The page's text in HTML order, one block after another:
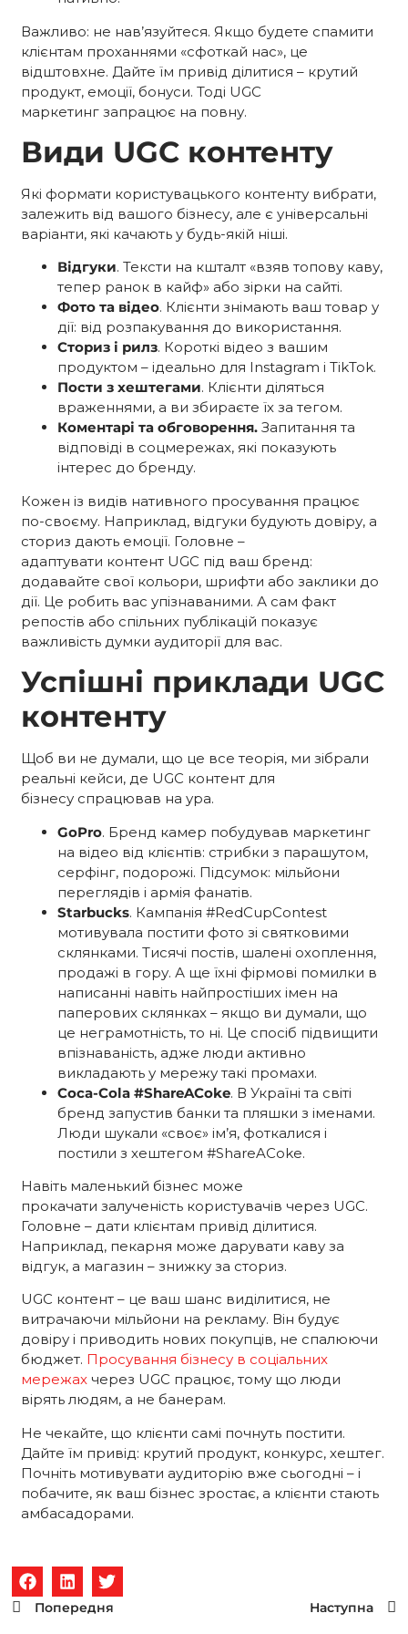
Важливо: не нав’язуйтеся. Якщо будете спамити
клієнтам проханнями «сфоткай нас», це
відштовхне. Дайте їм привід ділитися – крутий
продукт, емоції, бонуси. Тоді UGC
маркетинг запрацює на повну.
Види UGC контенту
Які формати користувацького контенту вибрати,
залежить від вашого бізнесу, але є універсальні
варіанти, які качають у будь-якій ніші.
Відгуки. Тексти на кшталт «взяв топову каву,
тепер ранок в кайф» або зірки на сайті.
Фото та відео. Клієнти знімають ваш товар у
дії: від розпакування до використання.
Сториз і рилз. Короткі відео з вашим
продуктом – ідеально для Instagram і TikTok.
Пости з хештегами. Клієнти діляться
враженнями, а ви збираєте їх за тегом.
Коментарі та обговорення. Запитання та
відповіді в соцмережах, які показують
інтерес до бренду.
Кожен із видів нативного просування працює
по-своєму. Наприклад, відгуки будують довіру, а
сториз дають емоції. Головне –
адаптувати контент UGC під ваш бренд:
додавайте свої кольори, шрифти або заклики до
дії. Це робить вас упізнаваними. А сам факт
репостів або спільних публікацій показує
важливість думки аудиторії для вас.
Успішні приклади UGC
контенту
Щоб ви не думали, що це все теорія, ми зібрали
реальні кейси, де UGC контент для
бізнесу спрацював на ура.
GoPro. Бренд камер побудував маркетинг
на відео від клієнтів: стрибки з парашутом,
серфінг, подорожі. Підсумок: мільйони
переглядів і армія фанатів.
Starbucks. Кампанія #RedCupContest
мотивувала постити фото зі святковими
склянками. Тисячі постів, шалені охоплення,
продажі в гору. А ще їхні фірмові помилки в
написанні навіть найпростіших імен на
паперових склянках – якщо ви думали, що
це неграмотність, то ні. Це спосіб підвищити
впізнаваність, адже люди активно
викладають у мережу такі промахи.
Coca-Cola #ShareACoke. В Україні та світі
бренд запустив банки та пляшки з іменами.
Люди шукали «своє» ім’я, фоткалися і
постили з хештегом #ShareACoke.
Навіть маленький бізнес може
прокачати залученість користувачів через UGC.
Головне – дати клієнтам привід ділитися.
Наприклад, пекарня може дарувати каву за
відгук, а магазин – знижку за сториз.
UGC контент – це ваш шанс виділитися, не
витрачаючи мільйони на рекламу. Він будує
довіру і приводить нових покупців, не спалюючи
бюджет. Просування бізнесу в соціальних
мережах через UGC працює, тому що люди
вірять людям, а не банерам.
Не чекайте, що клієнти самі почнуть постити.
Дайте їм привід: крутий продукт, конкурс, хештег.
Почніть мотивувати аудиторію вже сьогодні – і
побачите, як ваш бізнес зростає, а клієнти стають
амбасадорами.
Попередня Наступна